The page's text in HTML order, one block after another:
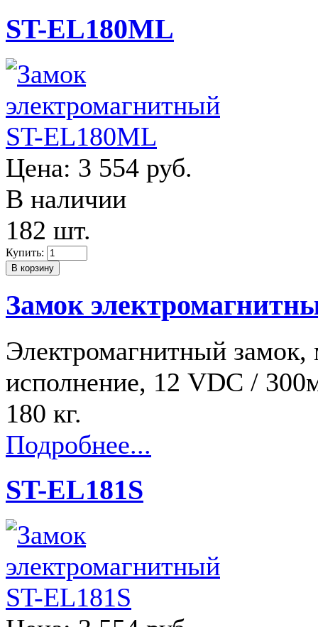
ST-EL180ML
Цена: 3 554 руб.
В наличии
182 шт.
Купить:
Замок
Электромагнитный
исполнение, 12 VDC /
180 кг.
Подробнее...
ST-EL181S